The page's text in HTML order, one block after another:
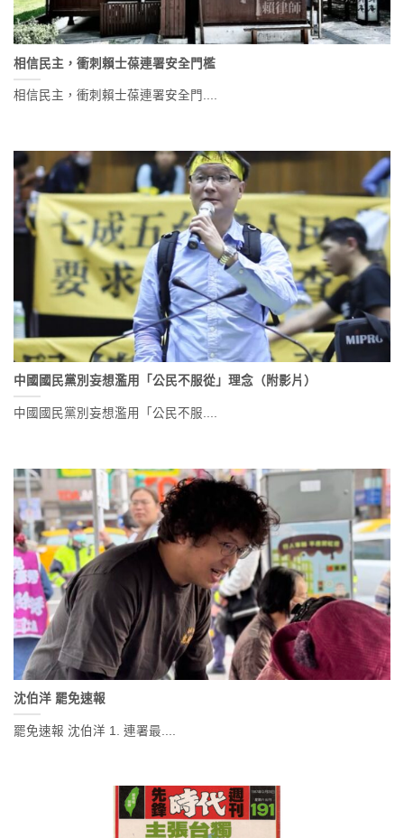
相信民主，衝刺賴士葆連署安全門檻
相信民主，衝刺賴士葆連署安全門....
中國國民黨別妄想濫用「公民不服從」理念（附影片）
中國國民黨別妄想濫用「公民不服....
沈伯洋 罷免速報
罷免速報 沈伯洋 1. 連署最....